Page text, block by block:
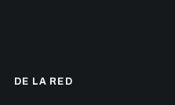
DE LA RED